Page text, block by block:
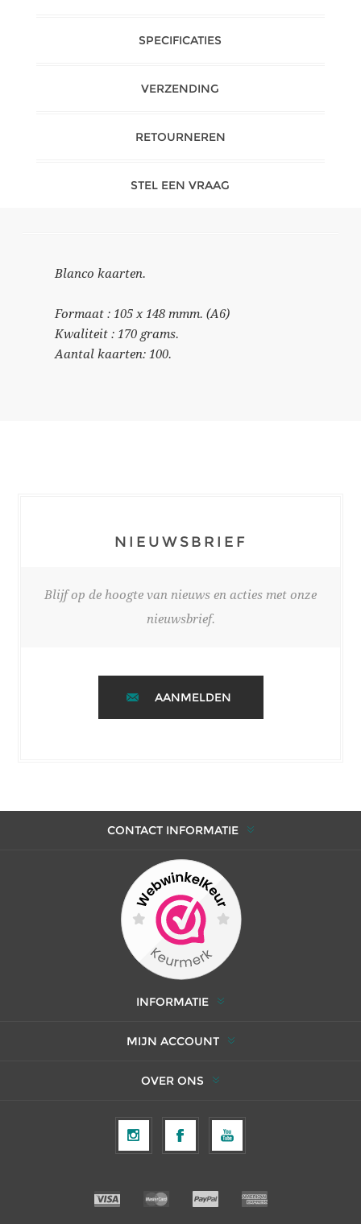
SPECIFICATIES
VERZENDING
RETOURNEREN
STEL EEN VRAAG
Blanco kaarten.
Formaat : 105 x 148 mmm. (A6)
Kwaliteit : 170 grams.
Aantal kaarten: 100.
NIEUWSBRIEF
Blijf op de hoogte van nieuws en acties met onze
nieuwsbrief.
AANMELDEN
CONTACT INFORMATIE
INFORMATIE
MIJN ACCOUNT
OVER ONS